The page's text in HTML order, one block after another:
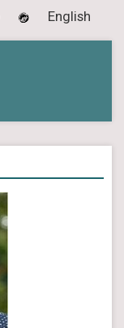
English